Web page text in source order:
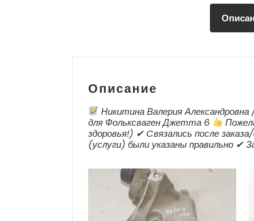
Описание
Никитина Валерия Александровна
для Фольксваген Джетта 6
здоровья!) ✔ Cвязались после
(услуги) были указаны правильно ✔